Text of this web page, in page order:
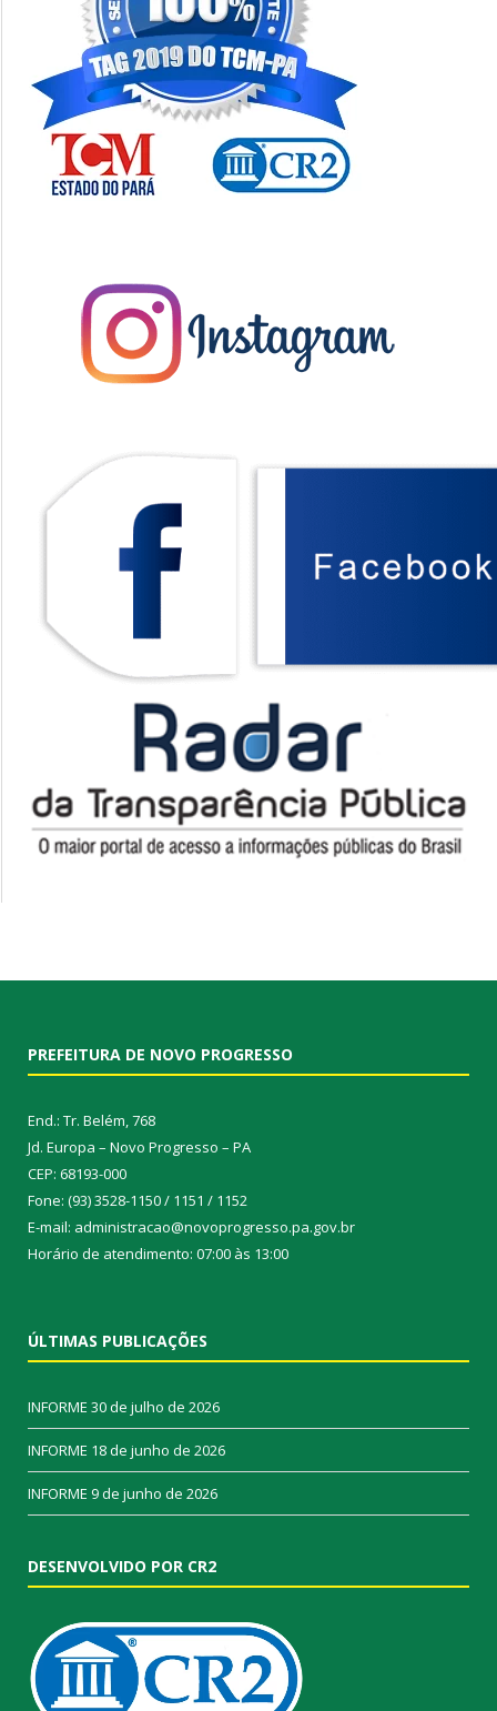
PREFEITURA DE NOVO PROGRESSO
End.: Tr. Belém, 768
Jd. Europa – Novo Progresso – PA
CEP: 68193-000
Fone: (93) 3528-1150 / 1151 / 1152
E-mail: administracao@novoprogresso.pa.gov.br
Horário de atendimento: 07:00 às 13:00
ÚLTIMAS PUBLICAÇÕES
INFORME 30 de julho de 2026
INFORME 18 de junho de 2026
INFORME 9 de junho de 2026
DESENVOLVIDO POR CR2